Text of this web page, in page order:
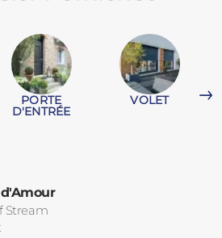
PORTE
D'ENTRÉE
VOLET
Stream
PVC